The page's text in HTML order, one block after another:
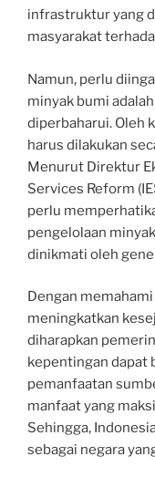
infrastruktur yang
masyarakat
Namun, perlu
minyak bumi
diperbaharui. Oleh
harus dilakukan
Menurut Direktur
Services Reform
perlu
pengelolaan
dinikmati oleh
Dengan
meningkatkan
diharapkan
kepentingan dapat
pemanfaatan
manfaat yang
Sehingga,
sebagai negara